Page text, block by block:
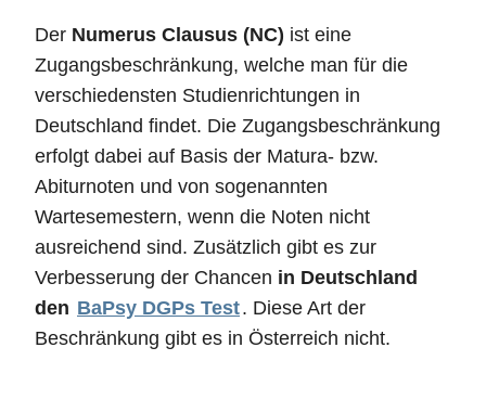
Der Numerus Clausus (NC) ist eine
Zugangsbeschränkung, welche man für die
verschiedensten Studienrichtungen in
Deutschland findet. Die Zugangsbeschränkung
erfolgt dabei auf Basis der Matura- bzw.
Abiturnoten und von sogenannten
Wartesemestern, wenn die Noten nicht
ausreichend sind. Zusätzlich gibt es zur
Verbesserung der Chancen in Deutschland
den BaPsy DGPs Test. Diese Art der
Beschränkung gibt es in Österreich nicht.